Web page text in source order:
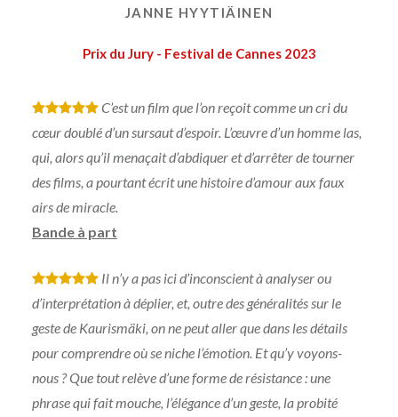
JANNE HYYTIÄINEN
Prix du Jury - Festival de Cannes 2023
* * * * *C’est un film que l’on reçoit comme un cri du
cœur doublé d’un sursaut d’espoir. L’œuvre d’un homme las,
qui, alors qu’il menaçait d’abdiquer et d’arrêter de tourner
des films, a pourtant écrit une histoire d’amour aux faux
airs de miracle.
Bande à part
* * * * *Il n’y a pas ici d’inconscient à analyser ou
d’interprétation à déplier, et, outre des généralités sur le
geste de Kaurismäki, on ne peut aller que dans les détails
pour comprendre où se niche l’émotion. Et qu’y voyons-
nous ? Que tout relève d’une forme de résistance : une
phrase qui fait mouche, l’élégance d’un geste, la probité